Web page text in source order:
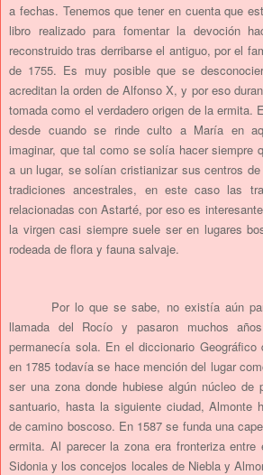
a fechas. Tenemos que tener en cuenta que
libro realizado para fomentar la devoción
reconstruido tras derribarse el antiguo, por el
de 1755. Es muy posible que se
acreditan la orden de Alfonso X, y por eso
tomada como el verdadero origen de la ermita.
desde cuando se rinde culto a María en
imaginar, que tal como se solía hacer siempre
a un lugar, se solían cristianizar sus centros
tradiciones ancestrales, en este caso las
relacionadas con Astarté, por eso es
la virgen casi siempre suele ser en lugares
rodeada de flora y fauna salvaje.
Por lo que se sabe, no existía aún
llamada del Rocío y pasaron muchos
permanecía sola. En el diccionario
en 1785 todavía se hace mención del lugar
ser una zona donde hubiese algún núcleo de
santuario, hasta la siguiente ciudad, Almonte
de camino boscoso. En 1587 se funda una
ermita. Al parecer la zona era fronteriza entre
Sidonia y los concejos locales de Niebla y